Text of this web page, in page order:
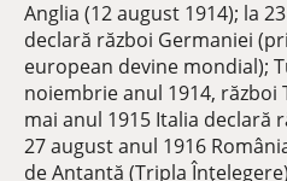
Anglia (12 august 1914); la
declară război Germaniei
european devine mondial);
noiembrie anul 1914, război
mai anul 1915 Italia declară
27 august anul 1916
de Antantă (Tripla